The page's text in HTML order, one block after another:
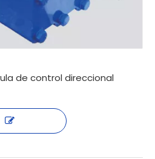
de control direccional